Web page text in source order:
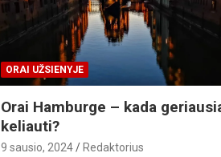
ORAI UŽSIENYJE
Orai Hamburge – kada
keliauti?
9 sausio, 2024 Redaktorius